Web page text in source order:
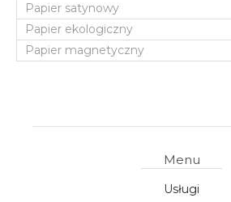
Papier satynowy
Papier ekologiczny
Papier magnetyczny
Menu
Usługi